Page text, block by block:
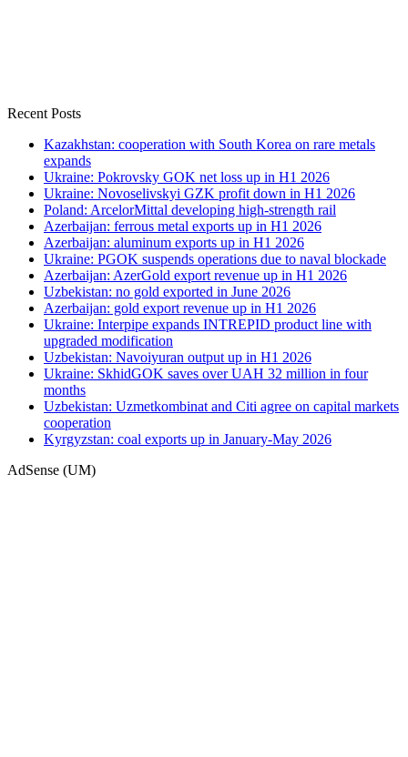
Recent Posts
Kazakhstan: cooperation with South Korea on rare metals
expands
Ukraine: Pokrovsky GOK net loss up in H1 2026
Ukraine: Novoselivskyi GZK profit down in H1 2026
Poland: ArcelorMittal developing high-strength rail
Azerbaijan: ferrous metal exports up in H1 2026
Azerbaijan: aluminum exports up in H1 2026
Ukraine: PGOK suspends operations due to naval blockade
Azerbaijan: AzerGold export revenue up in H1 2026
Uzbekistan: no gold exported in June 2026
Azerbaijan: gold export revenue up in H1 2026
Ukraine: Interpipe expands INTREPID product line with
upgraded modification
Uzbekistan: Navoiyuran output up in H1 2026
Ukraine: SkhidGOK saves over UAH 32 million in four
months
Uzbekistan: Uzmetkombinat and Citi agree on capital markets
cooperation
Kyrgyzstan: coal exports up in January-May 2026
AdSense (UM)